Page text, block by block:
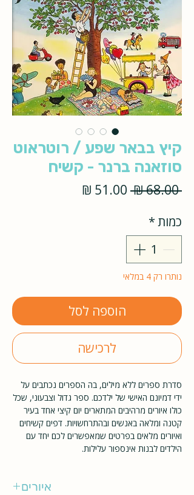
קיץ בבאר שפע / רוטראוט
סוזאנה ברנר - קשיח
‏68.00 ‏₪
מחיר
כמות*
נותרו רק 4 במלאי
הוספה לסל
לרכישה
סדרת ספרים ללא מילים, בה הספרים נכתבים על
ידי דמיונם האישי של ילדכם. ספר גדול וצבעוני, שכל
כולו איורים מרהיבים המתארים יום קיצי אחד בעיר
קטנה ומלאה באנשים ובהתרחשויות. דפים קשיחים
ואיורים מלאים בפרטים שמאפשרים לכם יחד עם
הילדים לבנות אינספור עלילות.
איורים